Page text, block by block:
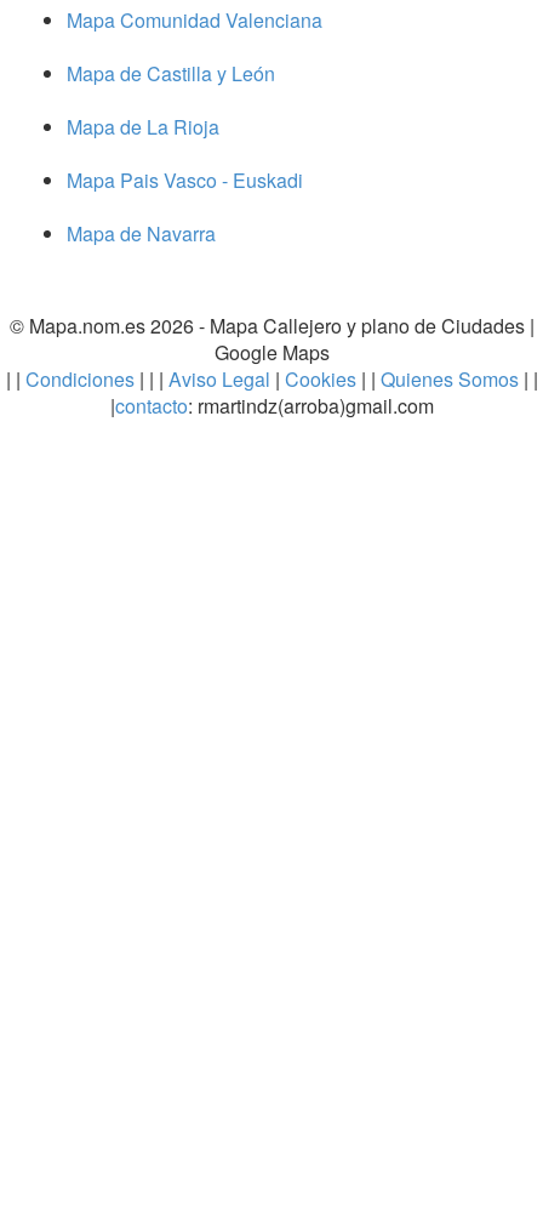
Mapa Comunidad Valenciana
Mapa de Castilla y León
Mapa de La Rioja
Mapa Pais Vasco - Euskadi
Mapa de Navarra
© Mapa.nom.es 2026 - Mapa Callejero y plano de Ciudades|
Google Maps
| | Condiciones| | | Aviso Legal | Cookies | | Quienes Somos | |
|contacto: rmartindz(arroba)gmail.com